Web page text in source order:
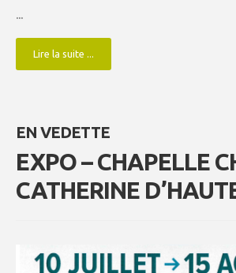
...
Lire la suite ...
EN VEDETTE
EXPO – CHAPELLE
CATHERINE